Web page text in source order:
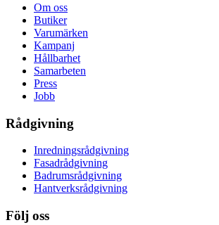
Om oss
Butiker
Varumärken
Kampanj
Hållbarhet
Samarbeten
Press
Jobb
Rådgivning
Inredningsrådgivning
Fasadrådgivning
Badrumsrådgivning
Hantverksrådgivning
Följ oss